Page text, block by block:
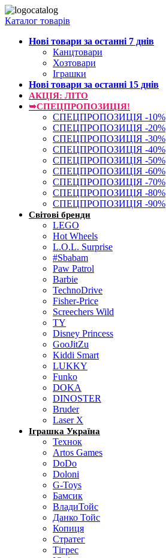
Каталог товарів
Нові товари за останнi 7 днiв
Канцтовари
Хозтовари
Іграшки
Нові товари за останнi 15 днiв
АКЦІЯ: ЛІТО
➥СПЕЦПРОПОЗИЦІЯ!
СПЕЦПРОПОЗИЦІЯ -10%
СПЕЦПРОПОЗИЦІЯ -20%
СПЕЦПРОПОЗИЦІЯ -30%
СПЕЦПРОПОЗИЦІЯ -40%
СПЕЦПРОПОЗИЦІЯ -50%
СПЕЦПРОПОЗИЦІЯ -60%
СПЕЦПРОПОЗИЦІЯ -70%
СПЕЦПРОПОЗИЦІЯ -80%
СПЕЦПРОПОЗИЦІЯ -90%
Світові бренди
LEGO
Hot Wheels
L.O.L. Surprise
#Sbabam
Paw Patrol
Barbie
TechnoDrive
Fisher-Price
Screechers Wild
TY
Disney Princess
GooJitZu
Kiddi Smart
LUKKY
Funko
DOKA
DINOSTER
Bruder
Laser X
Іграшка Україна
Технок
Artos Games
DoDo
Doloni
G-Toys
Бамсик
ВладиТойс
Данко Тойс
Копиця
Стратег
Тігрес